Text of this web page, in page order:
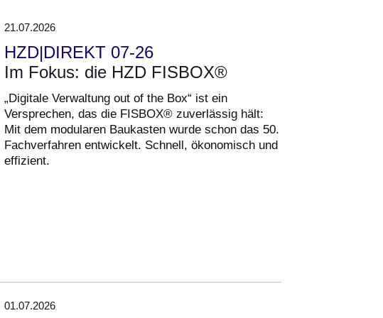
21.07.2026
HZD|DIREKT 07-26
Im Fokus: die HZD FISBOX®
„Digitale Verwaltung out of the Box“ ist ein
Versprechen, das die FISBOX® zuverlässig hält:
Mit dem modularen Baukasten wurde schon das 50.
Fachverfahren entwickelt. Schnell, ökonomisch und
effizient.
01.07.2026